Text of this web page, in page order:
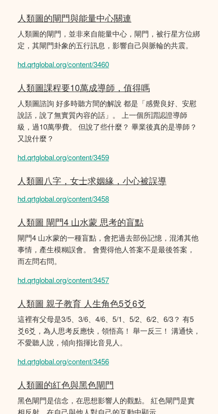
人類圖的閘門與能量中心關連
人類圖的閘門，並非來自能量中心，閘門，被行星方位綁
定，其閘門卦象的五行訊息，影響自己與脈輪的共震。
hd.qrtglobal.org/content/3460
人類圖課程要10萬成導師，值得嗎
人類圖諮詢 好多時聽方間的解說 都是「感覺良好、安慰
說話，說了無實質內容的話」。 上一個所謂認證導師
級，過10萬學費。 但說了些什麼？ 畢業後真的是導師？
又說什麼？
hd.qrtglobal.org/content/3459
人類圖八字，女士求姻緣，小心被誤導
hd.qrtglobal.org/content/3458
人類圖 閘門4 山水蒙 思考的盲點
閘門4 山水蒙的一種盲點，會把過去部份記憶，混淆其他
事情，產生模糊誤會。 會覺得他人答案不是最後答案，
而左問右問。
hd.qrtglobal.org/content/3457
人類圖 親子教育 人生角色5爻6爻
這裡有父母是3/5、3/6、4/6、5/1、5/2、6/2、6/3？ 有5
爻6爻，為人思考反應快，領悟高！ 舉一反三！ 溝通快，
不愛聽人說，傾向指揮比音見人。
hd.qrtglobal.org/content/3456
人類圖的紅色與黑色閘門
黑色閘門是信念，在思想影響人的觀點。 紅色閘門是實
相反射，在自己與他人對自己的互動中顯示。